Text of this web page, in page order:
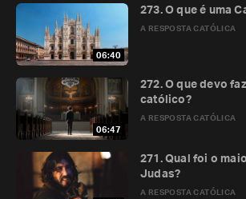
06:40
A RESPOSTA CATÓLICA
273. O que é uma
06:47
A RESPOSTA CATÓLICA
272. O que devo
católico?
A RESPOSTA CATÓLICA
271. Qual foi o
Judas?